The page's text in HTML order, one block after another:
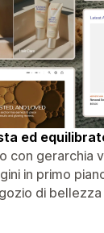
ed
con gerarchia
in primo
di